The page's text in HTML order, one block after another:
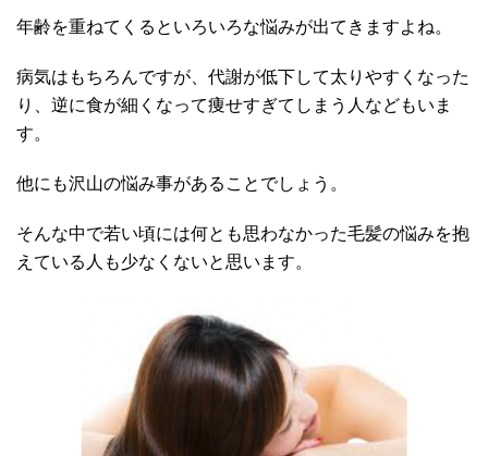
年齢を重ねてくるといろいろな悩みが出てきますよね。
病気はもちろんですが、代謝が低下して太りやすくなった
り、逆に食が細くなって痩せすぎてしまう人などもいま
す。
他にも沢山の悩み事があることでしょう。
そんな中で若い頃には何とも思わなかった毛髪の悩みを抱
えている人も少なくないと思います。